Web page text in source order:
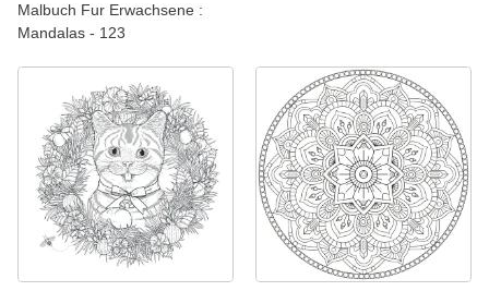
Malbuch Fur Erwachsene :
Mandalas - 123